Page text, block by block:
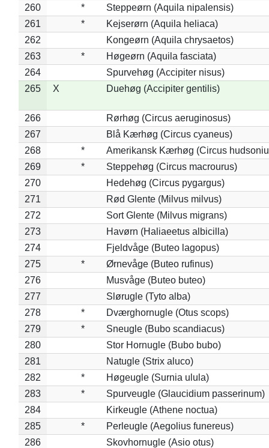
260
*
Steppeørn (Aquila nipalensis)
261
*
Kejserørn (Aquila heliaca)
262
Kongeørn (Aquila chrysaetos)
263
*
Høgeørn (Aquila fasciata)
264
Spurvehøg (Accipiter nisus)
265
X Duehøg (Accipiter gentilis)
266
Rørhøg (Circus aeruginosus)
267
Blå Kærhøg (Circus cyaneus)
268
*
Amerikansk Kærhøg (Circus
269
*
Steppehøg (Circus macrourus)
270
Hedehøg (Circus pygargus)
271
Rød Glente (Milvus milvus)
272
Sort Glente (Milvus migrans)
273
Havørn (Haliaeetus albicilla)
274
Fjeldvåge (Buteo lagopus)
275
*
Ørnevåge (Buteo rufinus)
276
Musvåge (Buteo buteo)
277
Slørugle (Tyto alba)
278
*
Dværghornugle (Otus scops)
279
*
Sneugle (Bubo scandiacus)
280
Stor Hornugle (Bubo bubo)
281
Natugle (Strix aluco)
282
*
Høgeugle (Surnia ulula)
283
*
Spurveugle (Glaucidium passerinum)
284
Kirkeugle (Athene noctua)
285
*
Perleugle (Aegolius funereus)
286
Skovhornugle (Asio otus)